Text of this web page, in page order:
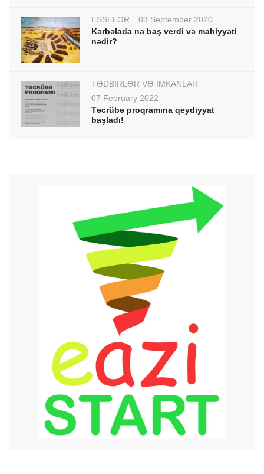
ESSELƏR
03 September 2020
Kərbəlada nə baş verdi və mahiyyəti
nədir?
TƏDBİRLƏR VƏ İMKANLAR
07 February 2022
Təcrübə proqramına qeydiyyat
başladı!